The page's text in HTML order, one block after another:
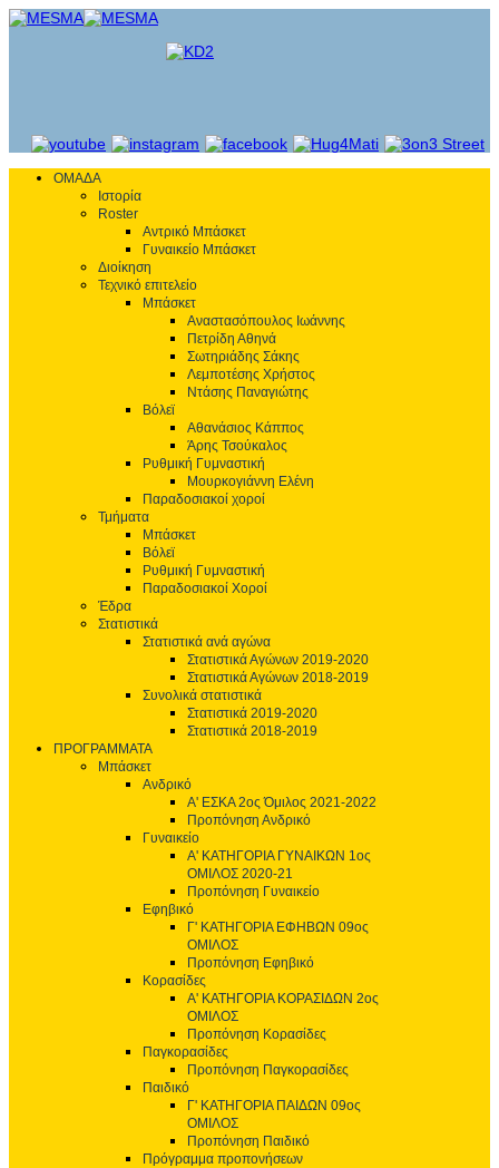
ΟΜΑΔΑ
Ιστορία
Roster
Αντρικό Μπάσκετ
Γυναικείο Μπάσκετ
Διοίκηση
Τεχνικό επιτελείο
Μπάσκετ
Αναστασόπουλος Ιωάννης
Πετρίδη Αθηνά
Σωτηριάδης Σάκης
Λεμποτέσης Χρήστος
Ντάσης Παναγιώτης
Βόλεϊ
Αθανάσιος Κάππος
Άρης Τσούκαλος
Ρυθμική Γυμναστική
Μουρκογιάννη Ελένη
Παραδοσιακοί χοροί
Τμήματα
Μπάσκετ
Βόλεϊ
Ρυθμική Γυμναστική
Παραδοσιακοί Χοροί
Έδρα
Στατιστικά
Στατιστικά ανά αγώνα
Στατιστικά Αγώνων 2019-2020
Στατιστικά Αγώνων 2018-2019
Συνολικά στατιστικά
Στατιστικά 2019-2020
Στατιστικά 2018-2019
ΠΡΟΓΡΑΜΜΑΤΑ
Μπάσκετ
Ανδρικό
Α' ΕΣΚΑ 2ος Όμιλος 2021-2022
Προπόνηση Ανδρικό
Γυναικείο
Α' ΚΑΤΗΓΟΡΙΑ ΓΥΝΑΙΚΩΝ 1ος
ΟΜΙΛΟΣ 2020-21
Προπόνηση Γυναικείο
Εφηβικό
Γ' ΚΑΤΗΓΟΡΙΑ ΕΦΗΒΩΝ 09ος
ΟΜΙΛΟΣ
Προπόνηση Εφηβικό
Κορασίδες
Α' ΚΑΤΗΓΟΡΙΑ ΚΟΡΑΣΙΔΩΝ 2ος
ΟΜΙΛΟΣ
Προπόνηση Κορασίδες
Παγκορασίδες
Προπόνηση Παγκορασίδες
Παιδικό
Γ' ΚΑΤΗΓΟΡΙΑ ΠΑΙΔΩΝ 09ος
ΟΜΙΛΟΣ
Προπόνηση Παιδικό
Πρόγραμμα προπονήσεων